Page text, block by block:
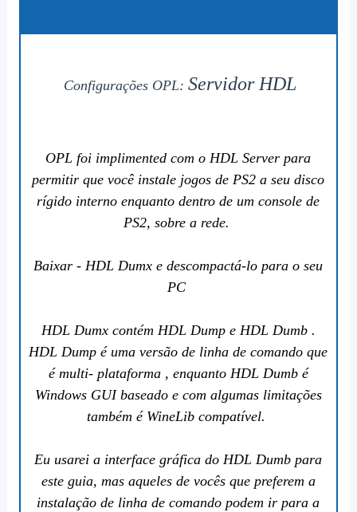
Configurações OPL: Servidor HDL
OPL foi implimented com o HDL Server para
permitir que você instale jogos de PS2 a seu disco
rígido interno enquanto dentro de um console de
PS2, sobre a rede.
Baixar - HDL Dumx e descompactá-lo para o seu
PC
HDL Dumx contém HDL Dump e HDL Dumb .
HDL Dump é uma versão de linha de comando que
é multi- plataforma , enquanto HDL Dumb é
Windows GUI baseado e com algumas limitações
também é WineLib compatível.
Eu usarei a interface gráfica do HDL Dumb para
este guia, mas aqueles de vocês que preferem a
instalação de linha de comando podem ir para a